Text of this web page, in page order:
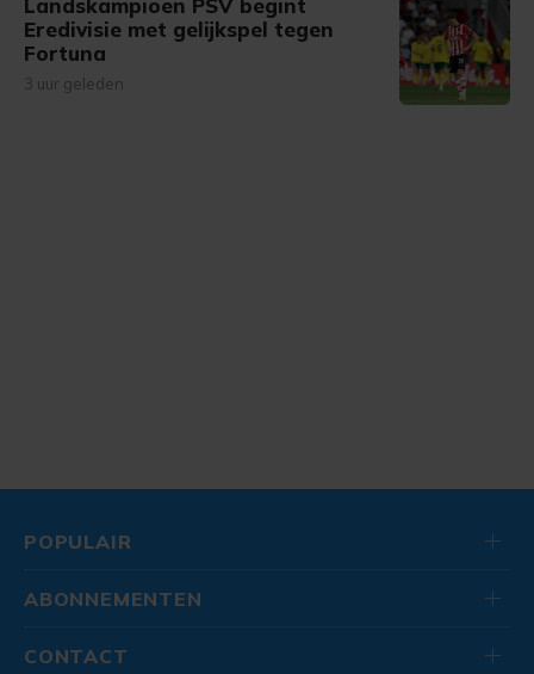
Landskampioen PSV begint
Eredivisie met gelijkspel tegen
Fortuna
3 uur geleden
POPULAIR
ABONNEMENTEN
CONTACT